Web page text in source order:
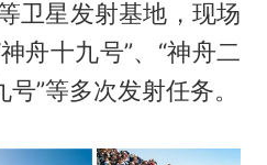
卫星发射基地，现场
舟十九号”、“神舟二
”等多次发射任务。